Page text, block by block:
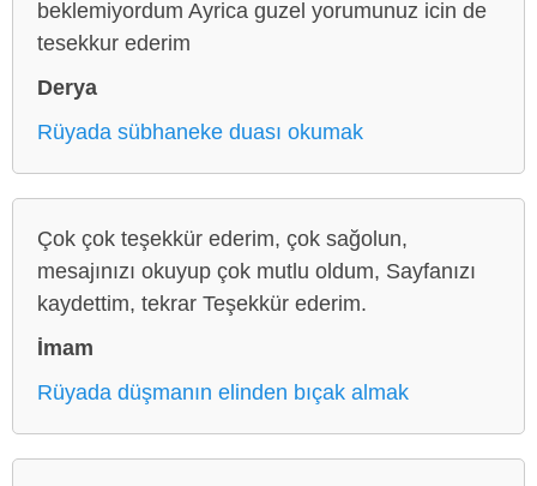
beklemiyordum Ayrica guzel yorumunuz icin de
tesekkur ederim
Derya
Rüyada sübhaneke duası okumak
Çok çok teşekkür ederim, çok sağolun,
mesajınızı okuyup çok mutlu oldum, Sayfanızı
kaydettim, tekrar Teşekkür ederim.
İmam
Rüyada düşmanın elinden bıçak almak